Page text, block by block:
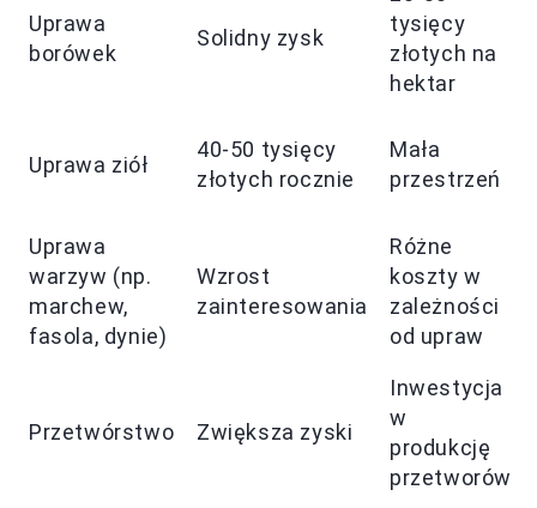
Uprawa
borówek
Solidny zysk
tysięcy
złotych na
hektar
Uprawa ziół
40-50 tysięcy
złotych rocznie
Mała
przestrzeń
Uprawa
warzyw (np.
marchew,
fasola, dynie)
Wzrost
zainteresowania
Różne
koszty w
zależności
od upraw
Przetwórstwo Zwiększa zyski
Inwestycja
w
produkcję
przetworów